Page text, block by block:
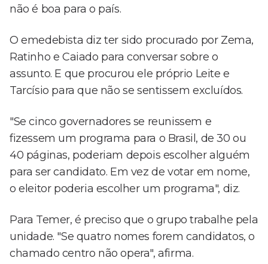
não é boa para o país.
O emedebista diz ter sido procurado por Zema,
Ratinho e Caiado para conversar sobre o
assunto. E que procurou ele próprio Leite e
Tarcísio para que não se sentissem excluídos.
"Se cinco governadores se reunissem e
fizessem um programa para o Brasil, de 30 ou
40 páginas, poderiam depois escolher alguém
para ser candidato. Em vez de votar em nome,
o eleitor poderia escolher um programa", diz.
Para Temer, é preciso que o grupo trabalhe pela
unidade. "Se quatro nomes forem candidatos, o
chamado centro não opera", afirma.